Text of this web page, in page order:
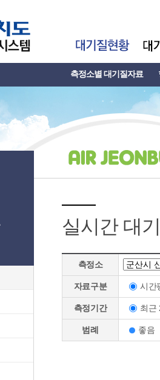
측정소별 대기질자료
실시간 대
측정소
자료구분 시간
측정기간 최근
범례 좋음